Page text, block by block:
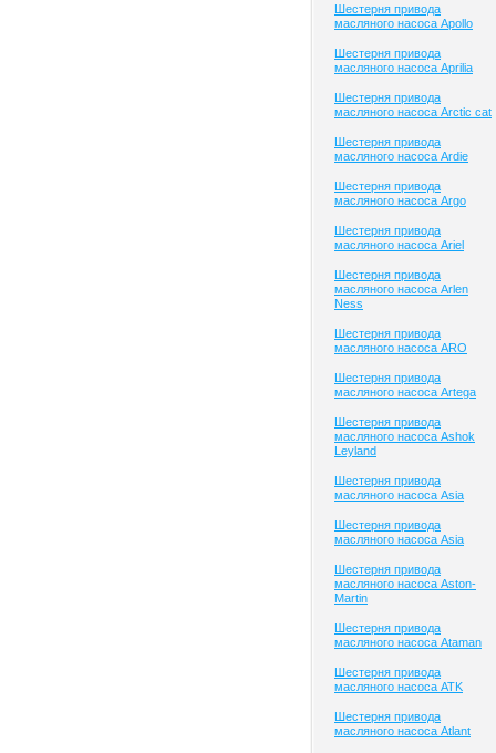
Шестерня привода
масляного насоса Apollo
Шестерня привода
масляного насоса Aprilia
Шестерня привода
масляного насоса Arctic cat
Шестерня привода
масляного насоса Ardie
Шестерня привода
масляного насоса Argo
Шестерня привода
масляного насоса Ariel
Шестерня привода
масляного насоса Arlen
Ness
Шестерня привода
масляного насоса ARO
Шестерня привода
масляного насоса Artega
Шестерня привода
масляного насоса Ashok
Leyland
Шестерня привода
масляного насоса Asia
Шестерня привода
масляного насоса Asia
Шестерня привода
масляного насоса Aston-
Martin
Шестерня привода
масляного насоса Ataman
Шестерня привода
масляного насоса ATK
Шестерня привода
масляного насоса Atlant